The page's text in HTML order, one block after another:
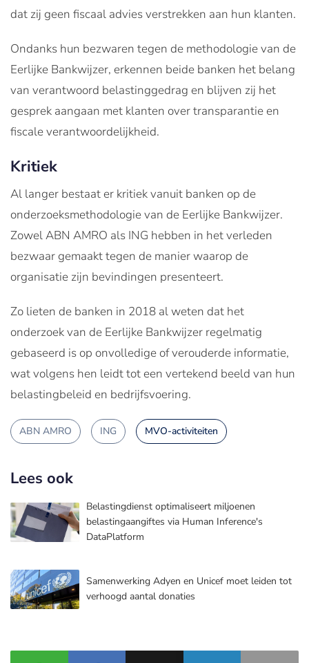
dat zij geen fiscaal advies verstrekken aan hun klanten.
Ondanks hun bezwaren tegen de methodologie van de
Eerlijke Bankwijzer, erkennen beide banken het belang
van verantwoord belastinggedrag en blijven zij het
gesprek aangaan met klanten over transparantie en
fiscale verantwoordelijkheid.
Kritiek
Al langer bestaat er kritiek vanuit banken op de
onderzoeksmethodologie van de Eerlijke Bankwijzer.
Zowel ABN AMRO als ING hebben in het verleden
bezwaar gemaakt tegen de manier waarop de
organisatie zijn bevindingen presenteert.
Zo lieten de banken in 2018 al weten dat het
onderzoek van de Eerlijke Bankwijzer regelmatig
gebaseerd is op onvolledige of verouderde informatie,
wat volgens hen leidt tot een vertekend beeld van hun
belastingbeleid en bedrijfsvoering.
ABN AMRO ING MVO-activiteiten
Lees ook
Belastingdienst optimaliseert miljoenen
belastingaangiftes via Human Inference's
DataPlatform
Samenwerking Adyen en Unicef moet leiden tot
verhoogd aantal donaties